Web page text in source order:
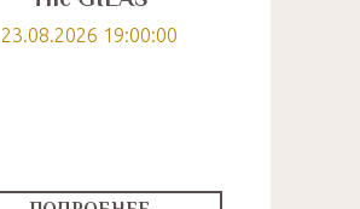
23.08.2026 19:00:00